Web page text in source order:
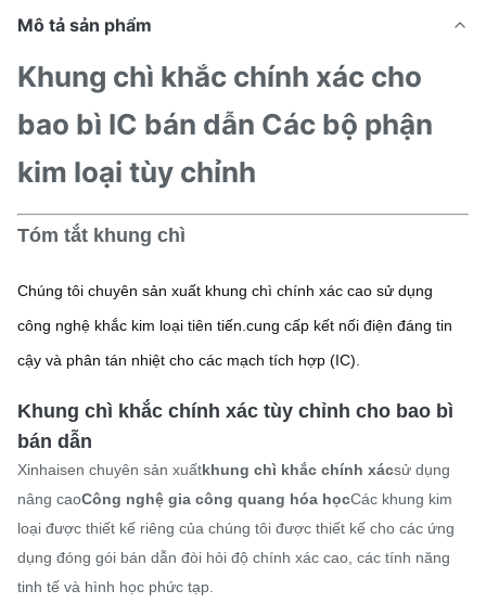
Mô tả sản phẩm
Khung chì khắc chính xác cho
bao bì IC bán dẫn Các bộ phận
kim loại tùy chỉnh
Tóm tắt khung chì
Chúng tôi chuyên sản xuất khung chì chính xác cao sử dụng
công nghệ khắc kim loại tiên tiến.cung cấp kết nối điện đáng tin
cậy và phân tán nhiệt cho các mạch tích hợp (IC).
Khung chì khắc chính xác tùy chỉnh cho bao bì
bán dẫn
Xinhaisen chuyên sản xuấtkhung chì khắc chính xácsử dụng
nâng caoCông nghệ gia công quang hóa họcCác khung kim
loại được thiết kế riêng của chúng tôi được thiết kế cho các ứng
dụng đóng gói bán dẫn đòi hỏi độ chính xác cao, các tính năng
tinh tế và hình học phức tạp.